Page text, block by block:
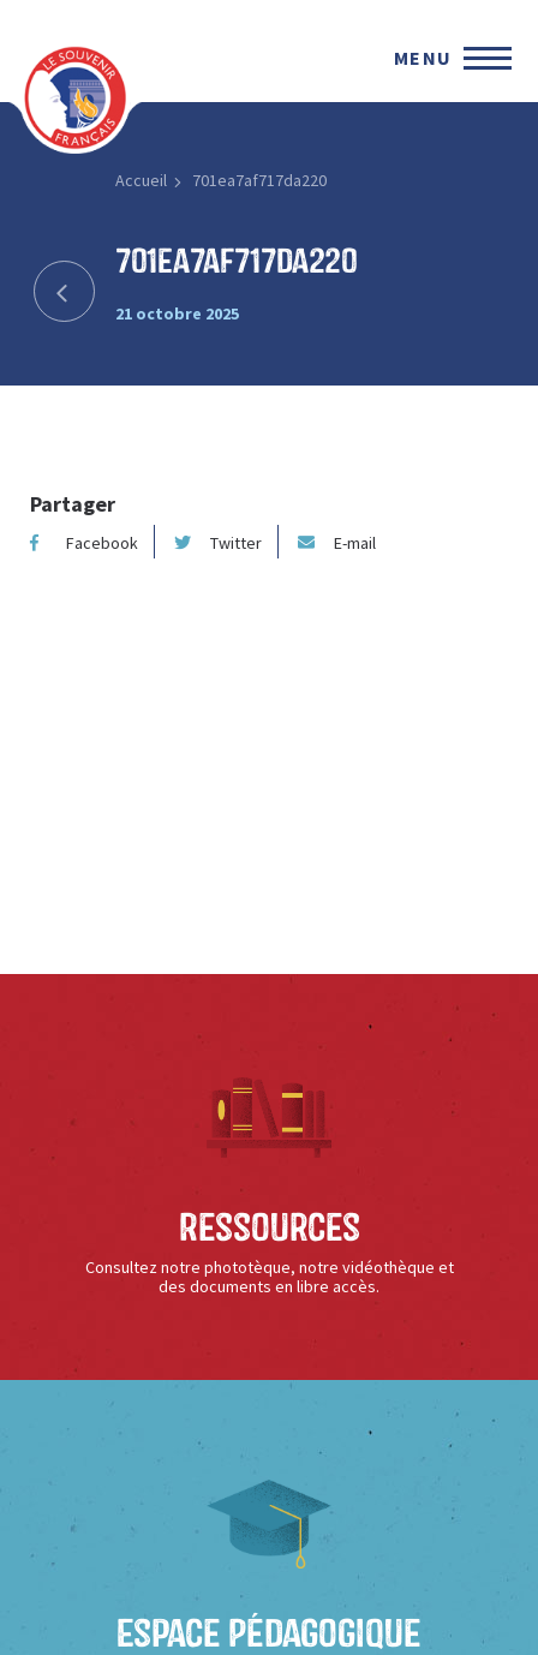
MENU
Accueil 701ea7af717da220
701ea7af717da220
21 octobre 2025
Partager
Facebook Twitter E-mail
Ressources
Consultez notre phototèque, notre vidéothèque et
des documents en libre accès.
Espace Pédagogique